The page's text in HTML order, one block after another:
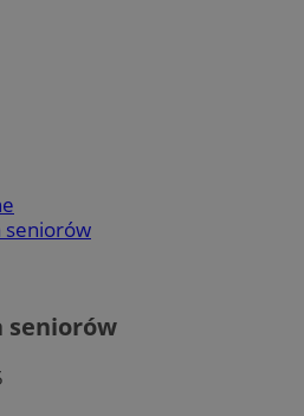
seniorów
seniorów